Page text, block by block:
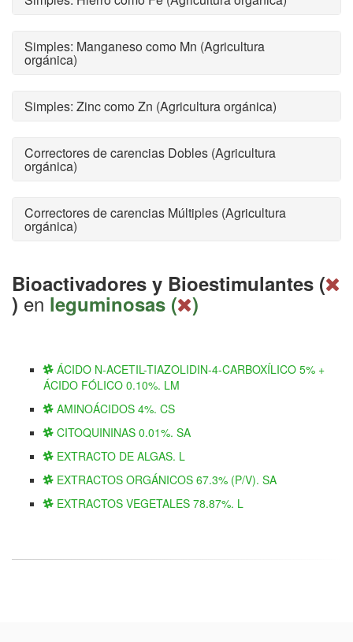
Simples: Manganeso como Mn (Agricultura
orgánica)
Simples: Zinc como Zn (Agricultura orgánica)
Correctores de carencias Dobles (Agricultura
orgánica)
Correctores de carencias Múltiples (Agricultura
orgánica)
Bioactivadores y Bioestimulantes (
) en leguminosas ( )
ÁCIDO N-ACETIL-TIAZOLIDIN-4-CARBOXÍLICO 5% +
ÁCIDO FÓLICO 0.10%. LM
AMINOÁCIDOS 4%. CS
CITOQUININAS 0.01%. SA
EXTRACTO DE ALGAS. L
EXTRACTOS ORGÁNICOS 67.3% (P/V). SA
EXTRACTOS VEGETALES 78.87%. L